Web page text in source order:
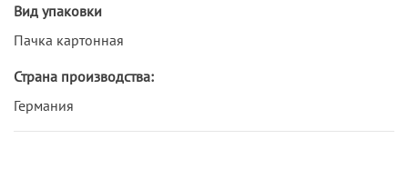
Вид упаковки
Пачка картонная
Страна производства:
Германия